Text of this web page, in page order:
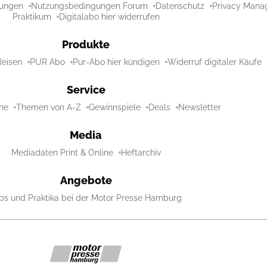
Nutzungsbedingungen Forum Datenschutz
Privacy
Praktikum
Digitalabo hier widerrufen
Produkte
PUR Abo Pur-Abo hier kündigen Widerruf digitaler Käufe
Service
Themen von A-Z Gewinnspiele Deals Newsletter
Media
Mediadaten Print & Online Heftarchiv
Angebote
und Praktika bei der Motor Presse Hamburg